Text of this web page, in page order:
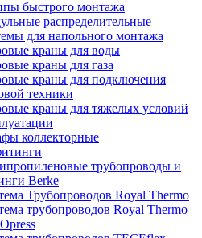
быстрого монтажа
распределительные
для напольного монтажа
краны для воды
краны для газа
краны для подключения
техники
краны для тяжелых условий
коллекторные
трубопроводы и
Berke
Трубопроводов Royal Thermo
трубопроводов Royal Thermo